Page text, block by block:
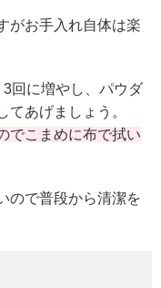
がお手入れ自体は楽
回に増やし、パウダ
てあげましょう。
でこまめに布で拭い
ので普段から清潔を